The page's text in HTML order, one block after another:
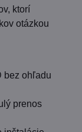
ktorí
otázkou
bez ohľadu
prenos